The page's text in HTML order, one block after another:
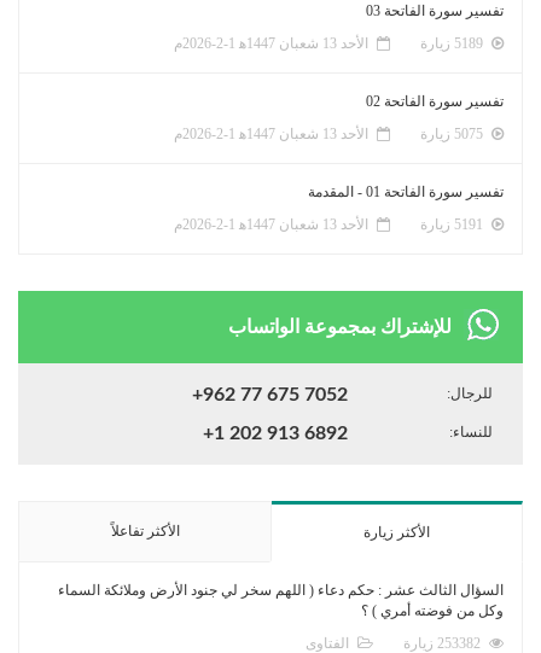
تفسير سورة الفاتحة 03
الأحد 13 شعبان 1447ﻫ 1-2-2026م
تفسير سورة الفاتحة 02
الأحد 13 شعبان 1447ﻫ 1-2-2026م
تفسير سورة الفاتحة 01 - المقدمة
الأحد 13 شعبان 1447ﻫ 1-2-2026م
للإشتراك بمجموعة الواتساب
للرجال: +962 77 675 7052
للنساء: +1 202 913 6892
الأكثر زيارة الأكثر تفاعلاً
السؤال الثالث عشر : حكم دعاء ( اللهم سخر لي جنود الأرض وملائكة السماء
وكل من فوضته أمري ) ؟
الفتاوى